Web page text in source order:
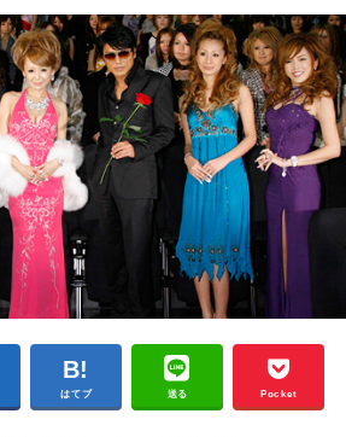
はてブ 送る Pocket